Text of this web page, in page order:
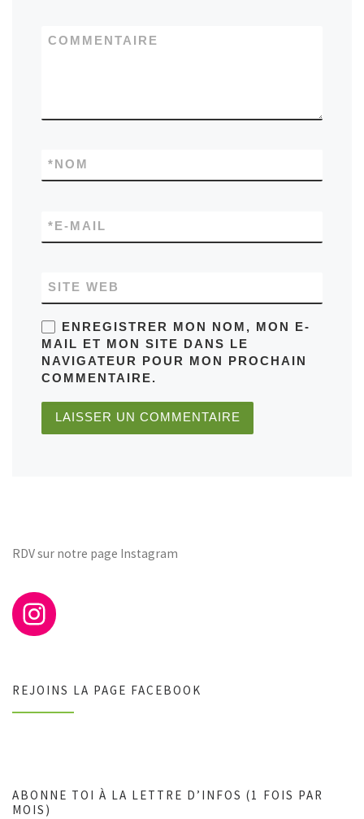
COMMENTAIRE
NOM
*
E-MAIL
*
SITE WEB
ENREGISTRER MON NOM, MON E-
MAIL ET MON SITE DANS LE
NAVIGATEUR POUR MON PROCHAIN
COMMENTAIRE.
RDV sur notre page Instagram
REJOINS LA PAGE FACEBOOK
ABONNE TOI À LA LETTRE D’INFOS (1 FOIS PAR
MOIS)